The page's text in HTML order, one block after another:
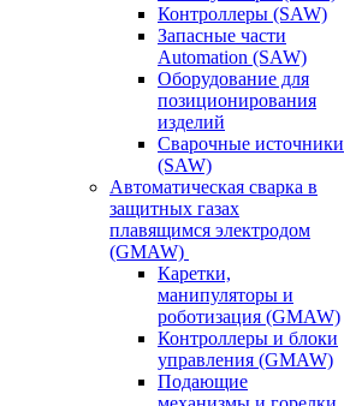
Контроллеры (SAW)
Запасные части
Automation (SAW)
Оборудование для
позиционирования
изделий
Сварочные источники
(SAW)
Автоматическая сварка в
защитных газах
плавящимся электродом
(GMAW)
Каретки,
манипуляторы и
роботизация (GMAW)
Контроллеры и блоки
управления (GMAW)
Подающие